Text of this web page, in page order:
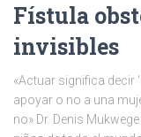
Fístula
invisibles
«Actuar significa decir
apoyar o no a una
no» Dr. Denis